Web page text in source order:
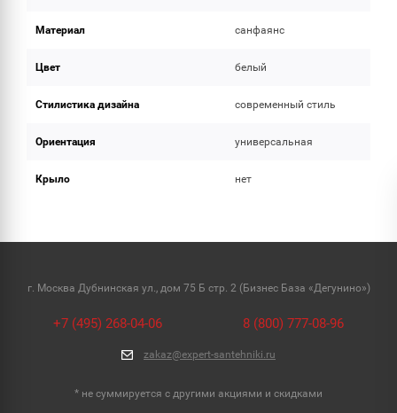
Материал санфаянс
Цвет белый
Стилистика дизайна современный стиль
Ориентация универсальная
Крыло нет
г. Москва Дубнинская ул., дом 75 Б стр. 2 (Бизнес База «Дегунино»)
+7 (495) 268-04-06 8 (800) 777-08-96
zakaz@expert-santehniki.ru
* не суммируется с другими акциями и скидками